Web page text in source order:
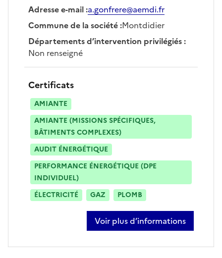
Adresse e-mail:a.gonfrere@aemdi.fr
Commune de la société:Montdidier
Départements d’intervention privilégiés:
Non renseigné
Certificats
AMIANTE
AMIANTE (MISSIONS SPÉCIFIQUES,
BÂTIMENTS COMPLEXES)
AUDIT ÉNERGÉTIQUE
PERFORMANCE ÉNERGÉTIQUE (DPE
INDIVIDUEL)
ÉLECTRICITÉ
GAZ PLOMB
Voir plus d’informations
sur anthony gonfrere